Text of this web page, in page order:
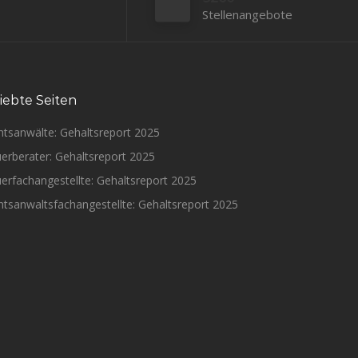
Stellenangebote
Seiten
Gehaltsreport 2025
Gehaltsreport 2025
Gehaltsreport 2025
Gehaltsreport 2025